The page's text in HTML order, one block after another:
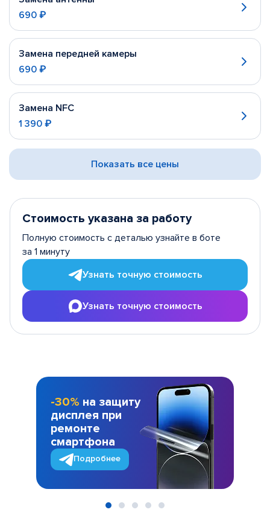
690 ₽
Замена передней камеры
690 ₽
Замена NFC
1 390 ₽
Показать все цены
Стоимость указана за работу
Полную стоимость с деталью узнайте в боте
за 1 минуту
Узнать точную стоимость
Узнать точную стоимость
-30% на защиту
дисплея при
ремонте
смартфона
Подробнее